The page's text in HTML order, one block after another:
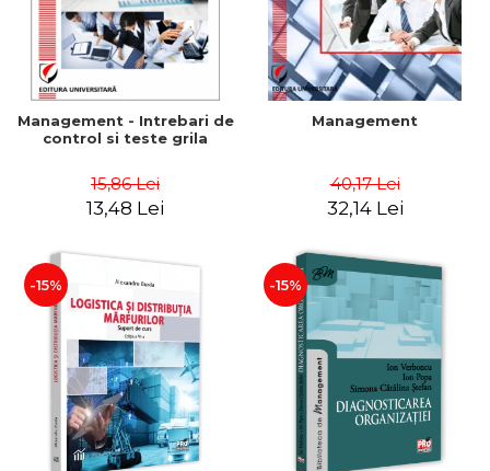
Management - Intrebari de
control si teste grila
15,86 Lei
13,48 Lei
Management
40,17 Lei
32,14 Lei
-15% -15%